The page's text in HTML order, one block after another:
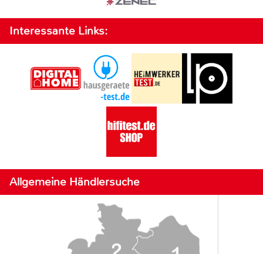
Interessante Links:
Allgemeine Händlersuche